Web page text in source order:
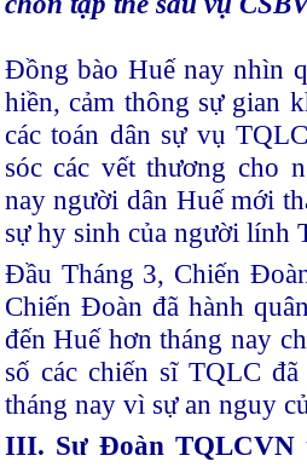
Đồng bào Huế nay nhìn
hiền, cảm thông sự gian
các toán dân sự vụ
sóc các vết thương cho
nay người dân Huế mới
sự hy sinh của người lính
Đầu Tháng 3, Chiến
Chiến Đoàn đã hành
đến Huế hơn tháng nay
số các chiến sĩ TQLC
tháng nay vì sự an nguy
III. Sư Đoàn TQLCVN